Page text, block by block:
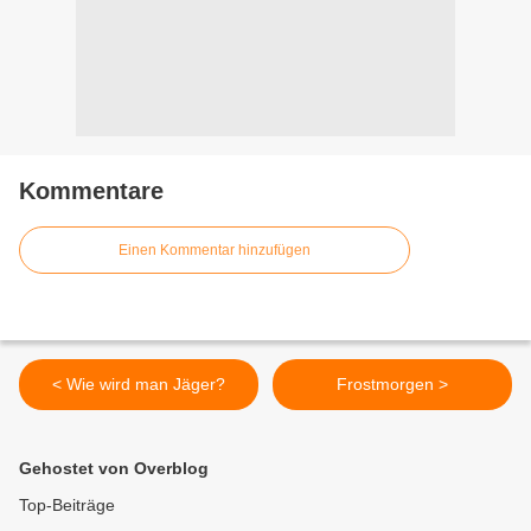
Kommentare
Einen Kommentar hinzufügen
< Wie wird man Jäger? Frostmorgen >
Gehostet von Overblog
Top-Beiträge